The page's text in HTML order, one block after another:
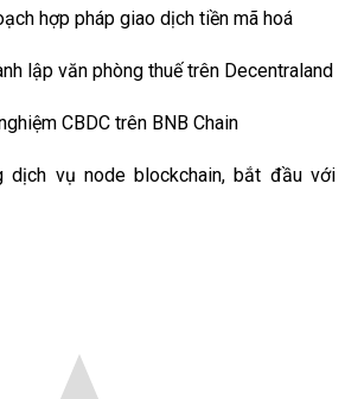
hợp pháp giao dịch tiền mã hoá
lập văn phòng thuế trên Decentraland
CBDC trên BNB Chain
dịch vụ node blockchain, bắt đầu với